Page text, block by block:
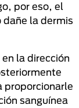
por eso, el
dañe la dermis
la dirección
proporcionarle
sanguínea